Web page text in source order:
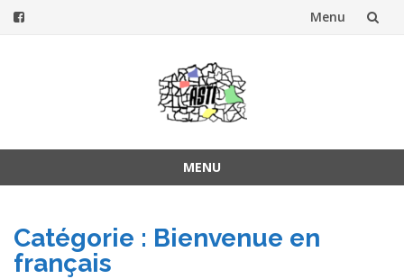
Menu
MENU
contenu
Catégorie : Bienvenue en
français